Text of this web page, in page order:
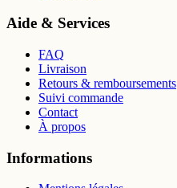
Aide & Services
FAQ
Livraison
Retours & remboursements
Suivi commande
Contact
À propos
Informations